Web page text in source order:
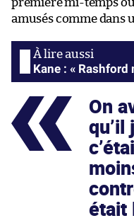
première mi-temps où
amusés comme dans
Kane : « Rashford
On
qu’il
était